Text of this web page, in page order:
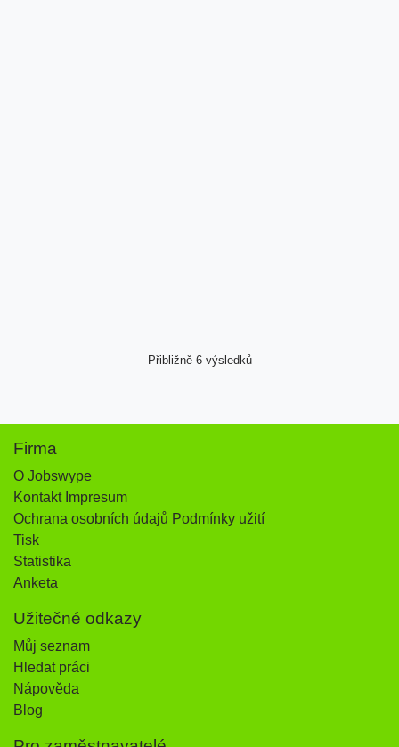
Přibližně 6 výsledků
Firma
O Jobswype
Kontakt Impresum
Ochrana osobních údajů Podmínky užití
Tisk
Statistika
Anketa
Užitečné odkazy
Můj seznam
Hledat práci
Nápověda
Blog